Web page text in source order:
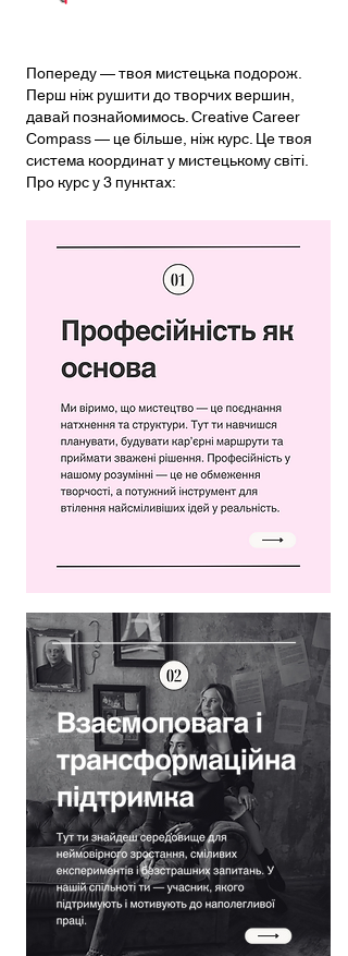
Попереду — твоя мистецька подорож.
Перш ніж рушити до творчих вершин,
давай познайомимось. Creative Career
Compass — це більше, ніж курс. Це твоя
система координат у мистецькому світі.
Про курс у 3 пунктах: